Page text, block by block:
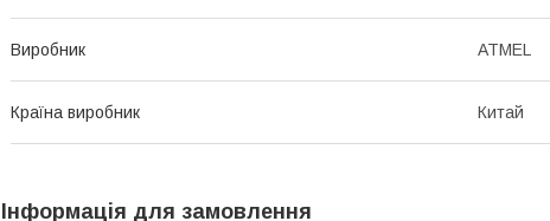
Виробник ATMEL
Країна виробник Китай
Інформація для замовлення